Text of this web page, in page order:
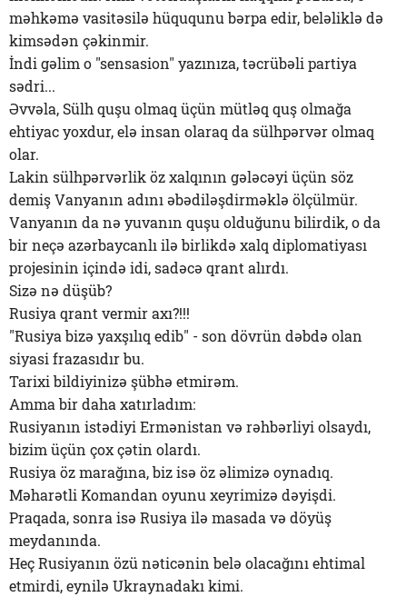
məhkəmə vasitəsilə hüququnu bərpa edir, beləliklə də
kimsədən çəkinmir.
İndi gəlim o "sensasion" yazınıza, təcrübəli partiya
sədri...
Əvvəla, Sülh quşu olmaq üçün mütləq quş olmağa
ehtiyac yoxdur, elə insan olaraq da sülhpərvər olmaq
olar.
Lakin sülhpərvərlik öz xalqının gələcəyi üçün söz
demiş Vanyanın adını əbədiləşdirməklə ölçülmür.
Vanyanın da nə yuvanın quşu olduğunu bilirdik, o da
bir neçə azərbaycanlı ilə birlikdə xalq diplomatiyası
projesinin içində idi, sadəcə qrant alırdı.
Sizə nə düşüb?
Rusiya qrant vermir axı?!!!
"Rusiya bizə yaxşılıq edib" - son dövrün dəbdə olan
siyasi frazasıdır bu.
Tarixi bildiyinizə şübhə etmirəm.
Amma bir daha xatırladım:
Rusiyanın istədiyi Ermənistan və rəhbərliyi olsaydı,
bizim üçün çox çətin olardı.
Rusiya öz marağına, biz isə öz əlimizə oynadıq.
Məharətli Komandan oyunu xeyrimizə dəyişdi.
Praqada, sonra isə Rusiya ilə masada və döyüş
meydanında.
Heç Rusiyanın özü nəticənin belə olacağını ehtimal
etmirdi, eynilə Ukraynadakı kimi.